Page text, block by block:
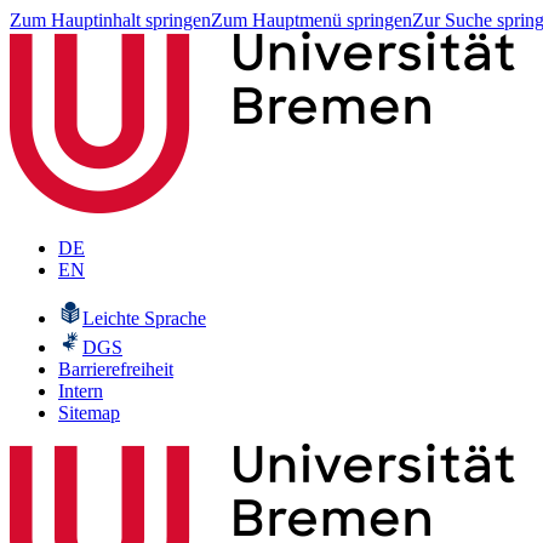
Zum Hauptinhalt springenZum Hauptmenü springenZur Suche
DE
EN
Leichte Sprache
DGS
Barrierefreiheit
Intern
Sitemap